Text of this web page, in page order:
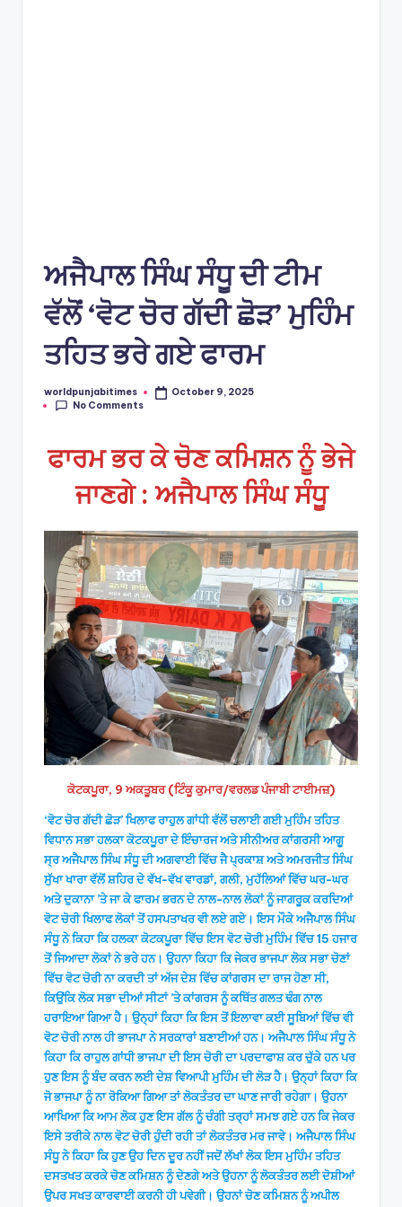
ਅਜੈਪਾਲ ਸਿੰਘ ਸੰਧੂ ਦੀ ਟੀਮ
ਵੱਲੋਂ ‘ਵੋਟ ਚੋਰ ਗੱਦੀ ਛੋੜ’ ਮੁਹਿੰਮ
ਤਹਿਤ ਭਰੇ ਗਏ ਫਾਰਮ
Posted
by
worldpunjabitimes
October 9, 2025
No Comments
ਫਾਰਮ ਭਰ ਕੇ ਚੋਣ ਕਮਿਸ਼ਨ ਨੂੰ ਭੇਜੇ
ਜਾਣਗੇ : ਅਜੈਪਾਲ ਸਿੰਘ ਸੰਧੂ
ਕੋਟਕਪੂਰਾ, 9 ਅਕਤੂਬਰ (ਟਿੰਕੂ ਕੁਮਾਰ/ਵਰਲਡ ਪੰਜਾਬੀ ਟਾਈਮਜ਼)
‘ਵੋਟ ਚੋਰ ਗੱਦੀ ਛੋੜ’ ਖਿਲਾਫ ਰਾਹੁਲ ਗਾਂਧੀ ਵੱਲੋਂ ਚਲਾਈ ਗਈ ਮੁਹਿੰਮ ਤਹਿਤ
ਵਿਧਾਨ ਸਭਾ ਹਲਕਾ ਕੋਟਕਪੂਰਾ ਦੇ ਇੰਚਾਰਜ ਅਤੇ ਸੀਨੀਅਰ ਕਾਂਗਰਸੀ ਆਗੂ
ਸ੍ਰ ਅਜੈਪਾਲ ਸਿੰਘ ਸੰਧੂ ਦੀ ਅਗਵਾਈ ਵਿੱਚ ਜੈ ਪ੍ਰਕਾਸ਼ ਅਤੇ ਅਮਰਜੀਤ ਸਿੰਘ
ਸੁੱਖਾ ਖਾਰਾ ਵੱਲੋਂ ਸ਼ਹਿਰ ਦੇ ਵੱਖ-ਵੱਖ ਵਾਰਡਾਂ, ਗਲੀ, ਮੁਹੱਲਿਆਂ ਵਿੱਚ ਘਰ-ਘਰ
ਅਤੇ ਦੁਕਾਨਾ ’ਤੇ ਜਾ ਕੇ ਫਾਰਮ ਭਰਨ ਦੇ ਨਾਲ-ਨਾਲ ਲੋਕਾਂ ਨੂੰ ਜਾਗਰੂਕ ਕਰਦਿਆਂ
ਵੋਟ ਚੋਰੀ ਖਿਲਾਫ ਲੋਕਾਂ ਤੋਂ ਹਸਪਤਾਖਰ ਵੀ ਲਏ ਗਏ। ਇਸ ਮੌਕੇ ਅਜੈਪਾਲ ਸਿੰਘ
ਸੰਧੂ ਨੇ ਕਿਹਾ ਕਿ ਹਲਕਾ ਕੋਟਕਪੂਰਾ ਵਿੱਚ ਇਸ ਵੋਟ ਚੋਰੀ ਮੁਹਿੰਮ ਵਿੱਚ 15 ਹਜਾਰ
ਤੋਂ ਜਿਆਦਾ ਲੋਕਾਂ ਨੇ ਭਰੇ ਹਨ। ਉਹਨਾ ਕਿਹਾ ਕਿ ਜੇਕਰ ਭਾਜਪਾ ਲੋਕ ਸਭਾ ਚੋਣਾਂ
ਵਿੱਚ ਵੋਟ ਚੋਰੀ ਨਾ ਕਰਦੀ ਤਾਂ ਅੱਜ ਦੇਸ਼ ਵਿੱਚ ਕਾਂਗਰਸ ਦਾ ਰਾਜ ਹੋਣਾ ਸੀ,
ਕਿਉਂਕਿ ਲੋਕ ਸਭਾ ਦੀਆਂ ਸੀਟਾਂ ’ਤੇ ਕਾਂਗਰਸ ਨੂੰ ਕਥਿੱਤ ਗਲਤ ਢੰਗ ਨਾਲ
ਹਰਾਇਆ ਗਿਆ ਹੈ। ਉਨ੍ਹਾਂ ਕਿਹਾ ਕਿ ਇਸ ਤੋਂ ਇਲਾਵਾ ਕਈ ਸੂਬਿਆਂ ਵਿੱਚ ਵੀ
ਵੋਟ ਚੋਰੀ ਨਾਲ ਹੀ ਭਾਜਪਾ ਨੇ ਸਰਕਾਰਾਂ ਬਣਾਈਆਂ ਹਨ। ਅਜੈਪਾਲ ਸਿੰਘ ਸੰਧੂ ਨੇ
ਕਿਹਾ ਕਿ ਰਾਹੁਲ ਗਾਂਧੀ ਭਾਜਪਾ ਦੀ ਇਸ ਚੋਰੀ ਦਾ ਪਰਦਾਫਾਸ਼ ਕਰ ਚੁੱਕੇ ਹਨ ਪਰ
ਹੁਣ ਇਸ ਨੂੰ ਬੰਦ ਕਰਨ ਲਈ ਦੇਸ਼ ਵਿਆਪੀ ਮੁਹਿੰਮ ਦੀ ਲੋੜ ਹੈ। ਉਨ੍ਹਾਂ ਕਿਹਾ ਕਿ
ਜੋ ਭਾਜਪਾ ਨੂੰ ਨਾ ਰੋਕਿਆ ਗਿਆ ਤਾਂ ਲੋਕਤੰਤਰ ਦਾ ਘਾਣ ਜਾਰੀ ਰਹੇਗਾ। ਉਹਨਾ
ਆਖਿਆ ਕਿ ਆਮ ਲੋਕ ਹੁਣ ਇਸ ਗੱਲ ਨੂੰ ਚੰਗੀ ਤਰ੍ਹਾਂ ਸਮਝ ਗਏ ਹਨ ਕਿ ਜੇਕਰ
ਇਸੇ ਤਰੀਕੇ ਨਾਲ ਵੋਟ ਚੋਰੀ ਹੁੰਦੀ ਰਹੀ ਤਾਂ ਲੋਕਤੰਤਰ ਮਰ ਜਾਵੇ। ਅਜੈਪਾਲ ਸਿੰਘ
ਸੰਧੂ ਨੇ ਕਿਹਾ ਕਿ ਹੁਣ ਉਹ ਦਿਨ ਦੂਰ ਨਹੀਂ ਜਦੋਂ ਲੱਖਾਂ ਲੋਕ ਇਸ ਮੁਹਿੰਮ ਤਹਿਤ
ਦਸਤਖਤ ਕਰਕੇ ਚੋਣ ਕਮਿਸ਼ਨ ਨੂੰ ਦੇਣਗੇ ਅਤੇ ਉਹਨਾ ਨੂੰ ਲੋਕਤੰਤਰ ਲਈ ਦੋਸ਼ੀਆਂ
ਉਪਰ ਸਖਤ ਕਾਰਵਾਈ ਕਰਨੀ ਹੀ ਪਵੇਗੀ। ਉਹਨਾਂ ਚੋਣ ਕਮਿਸ਼ਨ ਨੂੰ ਅਪੀਲ